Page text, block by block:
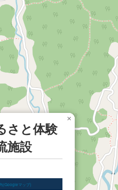
さと体験
施設
(Googleマップ)
×